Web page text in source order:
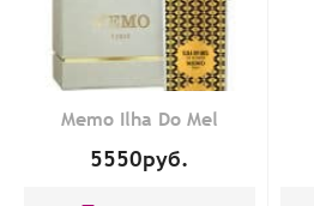
Memo Ilha Do Mel
5550руб.